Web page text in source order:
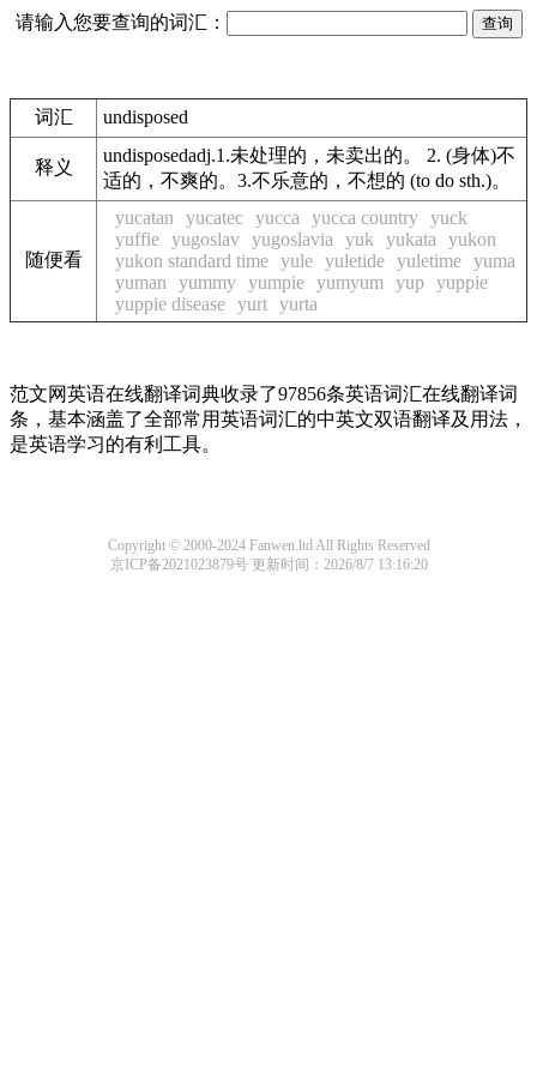
请输入您要查询的词汇：
词汇 undisposed
释义
undisposedadj.1.未处理的，未卖出的。 2. (身体)不
适的，不爽的。3.不乐意的，不想的 (to do sth.)。
随便看
yucatan yucatec yucca yucca country yuck
yuffie yugoslav yugoslavia yuk yukata
yukon
yukon standard time yule yuletide yuletime yuma
yuman
yummy yumpie yumyum yup yuppie
yuppie disease yurt yurta
范文网英语在线翻译词典收录了97856条英语词汇在线翻译词
条，基本涵盖了全部常用英语词汇的中英文双语翻译及用法，
是英语学习的有利工具。
Copyright © 2000-2024 Fanwen.ltd All Rights Reserved
京ICP备2021023879号更新时间：2026/8/7 13:16:20